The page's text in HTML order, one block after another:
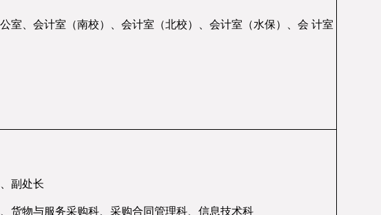
室、会计室（南校）、会计室（北校）、会计室（水保）、会 计室
副处长
货物与服务采购科、采购合同管理科、信息技术科